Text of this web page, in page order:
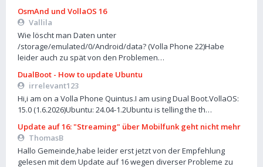
OsmAnd und VollaOS 16
Vallila
Wie löscht man Daten unter
/storage/emulated/0/Android/data? (Volla Phone 22)Habe
leider auch zu spät von den Problemen…
DualBoot - How to update Ubuntu
irrelevant123
Hi,i am on a Volla Phone Quintus.I am using Dual Boot.VollaOS:
15.0 (1.6.2026)Ubuntu: 24.04-1.2Ubuntu is telling the th…
Update auf 16: "Streaming" über Mobilfunk geht nicht mehr
ThomasB
Hallo Gemeinde,habe leider erst jetzt von der Empfehlung
gelesen mit dem Update auf 16 wegen diverser Probleme zu